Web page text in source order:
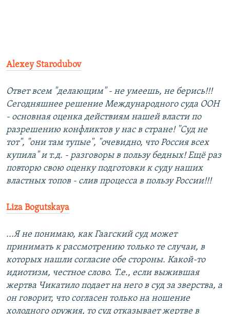
Alexey Starodubov
Ответ всем "делающим" - не умеешь, не берись!!!
Сегодняшнее решение Международного суда ООН
- основная оценка действиям нашей власти по
разрешению конфликтов у нас в стране! "Суд не
тот", "они там тупые", "очевидно, что Россия всех
купила" и т.д. - разговоры в пользу бедных! Ещё раз
повторю свою оценку подготовки к суду наших
властных топов - слив процесса в пользу России!!!
Liza Bogutskaya
...Я не понимаю, как Гаагский суд может
принимать к рассмотрению только те случаи, в
которых нашли согласие обе стороны. Какой-то
идиотизм, честное слово. Т.е., если выжившая
жертва Чикатило подает на него в суд за зверства, а
он говорит, что согласен только на ношение
холодного оружия, то суд отказывает жертве в